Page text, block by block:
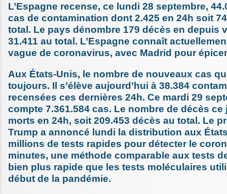
L’Espagne recense, ce lundi 28 septembre,
cas de contamination dont 2.425 en 24h soit
total. Le pays dénombre 179 décès en depuis
31.411 au total. L’Espagne connaît
vague de coronavirus, avec Madrid pour
Aux États-Unis, le nombre de nouveaux cas
toujours. Il s’élève aujourd’hui à 38.384
recensées ces dernières 24h. Ce mardi 29
compte 7.361.584 cas. Le nombre de décès ce
morts en 24h, soit 209.453 décès au total. Le
Trump a annoncé lundi la distribution aux
millions de tests rapides pour détecter le
minutes, une méthode comparable aux tests
bien plus rapide que les tests moléculaires
début de la pandémie.